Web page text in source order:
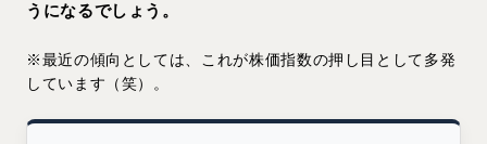
うになるでしょう。
※最近の傾向としては、これが株価指数の押し目として多発
しています（笑）。